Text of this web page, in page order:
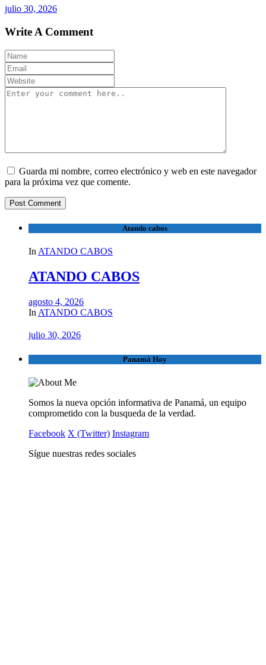
julio 30, 2026
Write A Comment
Guarda mi nombre, correo electrónico y web en este navegador
para la próxima vez que comente.
Atando cabos
In ATANDO CABOS
ATANDO CABOS
agosto 4, 2026
In ATANDO CABOS
julio 30, 2026
Panamá Hoy
Somos la nueva opción informativa de Panamá, un equipo
comprometido con la busqueda de la verdad.
Facebook X (Twitter) Instagram
Sígue nuestras redes sociales